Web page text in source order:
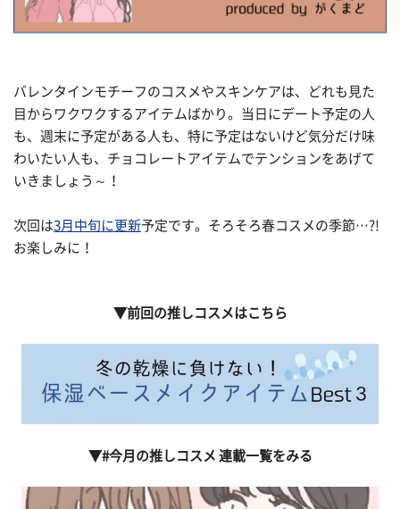
バレンタインモチーフのコスメやスキンケアは、どれも見た
目からワクワクするアイテムばかり。当日にデート予定の人
も、週末に予定がある人も、特に予定はないけど気分だけ味
わいたい人も、チョコレートアイテムでテンションをあげて
いきましょう～！
次回は3月中旬に更新予定です。そろそろ春コスメの季節…?!
お楽しみに！
▼前回の推しコスメはこちら
▼#今月の推しコスメ 連載一覧をみる